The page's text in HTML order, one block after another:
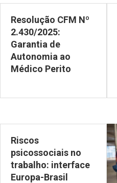
Resolução CFM Nº
2.430/2025:
Garantia de
Autonomia ao
Médico Perito
Riscos
psicossociais no
trabalho: interface
Europa-Brasil